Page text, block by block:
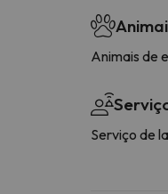
Animais de
Serviço de